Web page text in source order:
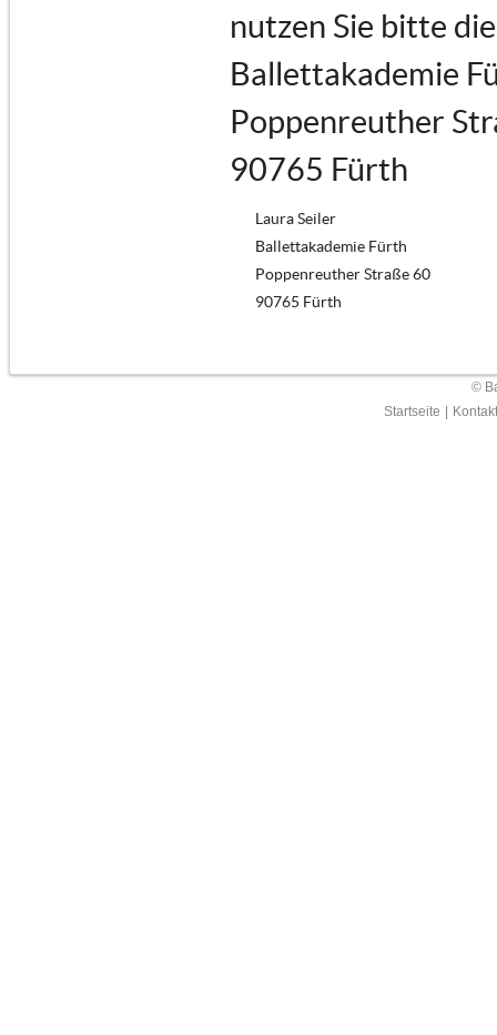
nutzen Sie bitte
Ballettakademie
Poppenreuther
90765 Fürth
Laura Seiler
Ballettakademie Fürth
Poppenreuther Straße 60
90765 Fürth
©
Startseite
Kontakt